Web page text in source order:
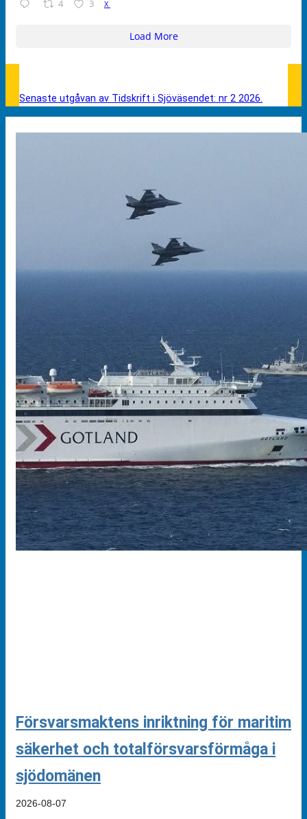
4 3 X
Load More
Senaste utgåvan av Tidskrift i Sjöväsendet: nr 2 2026.
Försvarsmaktens inriktning för maritim
säkerhet och totalförsvarsförmåga i
sjödomänen
2026-08-07